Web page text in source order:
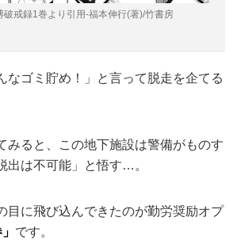
戒録1巻より引用-福本伸行(著)/竹書房
なゴミ貯め！」と言って脱走を企てる
みると、この地下施設は警備がものす
出は不可能」と悟す…。
目に飛び込んできたのが勤労奨励オプ
です。